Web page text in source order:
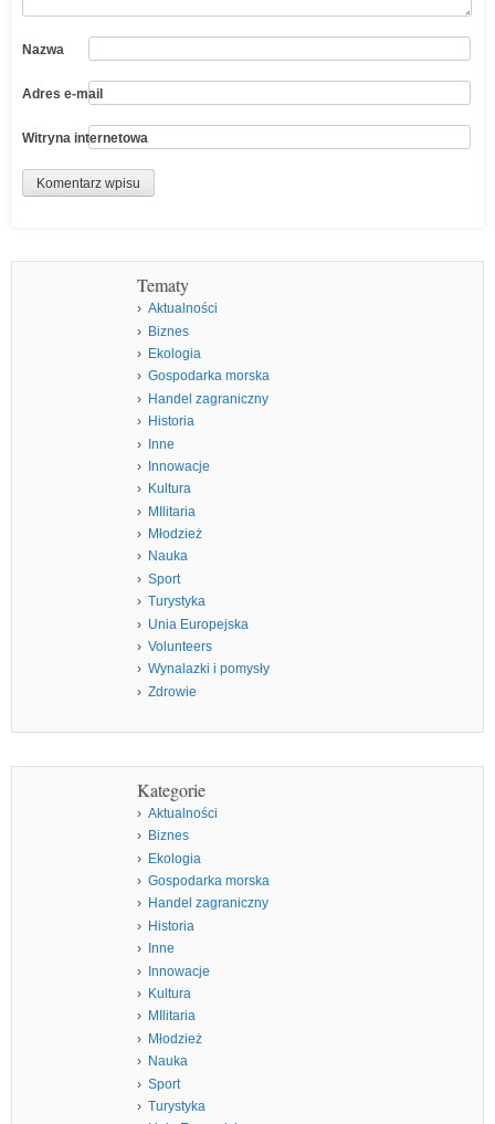
Nazwa
Adres e-mail
Witryna internetowa
Tematy
Aktualności
Biznes
Ekologia
Gospodarka morska
Handel zagraniczny
Historia
Inne
Innowacje
Kultura
MIlitaria
Młodzież
Nauka
Sport
Turystyka
Unia Europejska
Volunteers
Wynalazki i pomysły
Zdrowie
Kategorie
Aktualności
Biznes
Ekologia
Gospodarka morska
Handel zagraniczny
Historia
Inne
Innowacje
Kultura
MIlitaria
Młodzież
Nauka
Sport
Turystyka